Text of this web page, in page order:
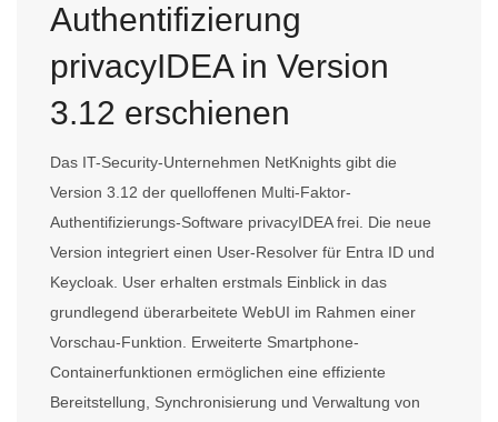
Authentifizierung
privacyIDEA in Version
3.12 erschienen
Das IT-Security-Unternehmen NetKnights gibt die
Version 3.12 der quelloffenen Multi-Faktor-
Authentifizierungs-Software privacyIDEA frei. Die neue
Version integriert einen User-Resolver für Entra ID und
Keycloak. User erhalten erstmals Einblick in das
grundlegend überarbeitete WebUI im Rahmen einer
Vorschau-Funktion. Erweiterte Smartphone-
Containerfunktionen ermöglichen eine effiziente
Bereitstellung, Synchronisierung und Verwaltung von